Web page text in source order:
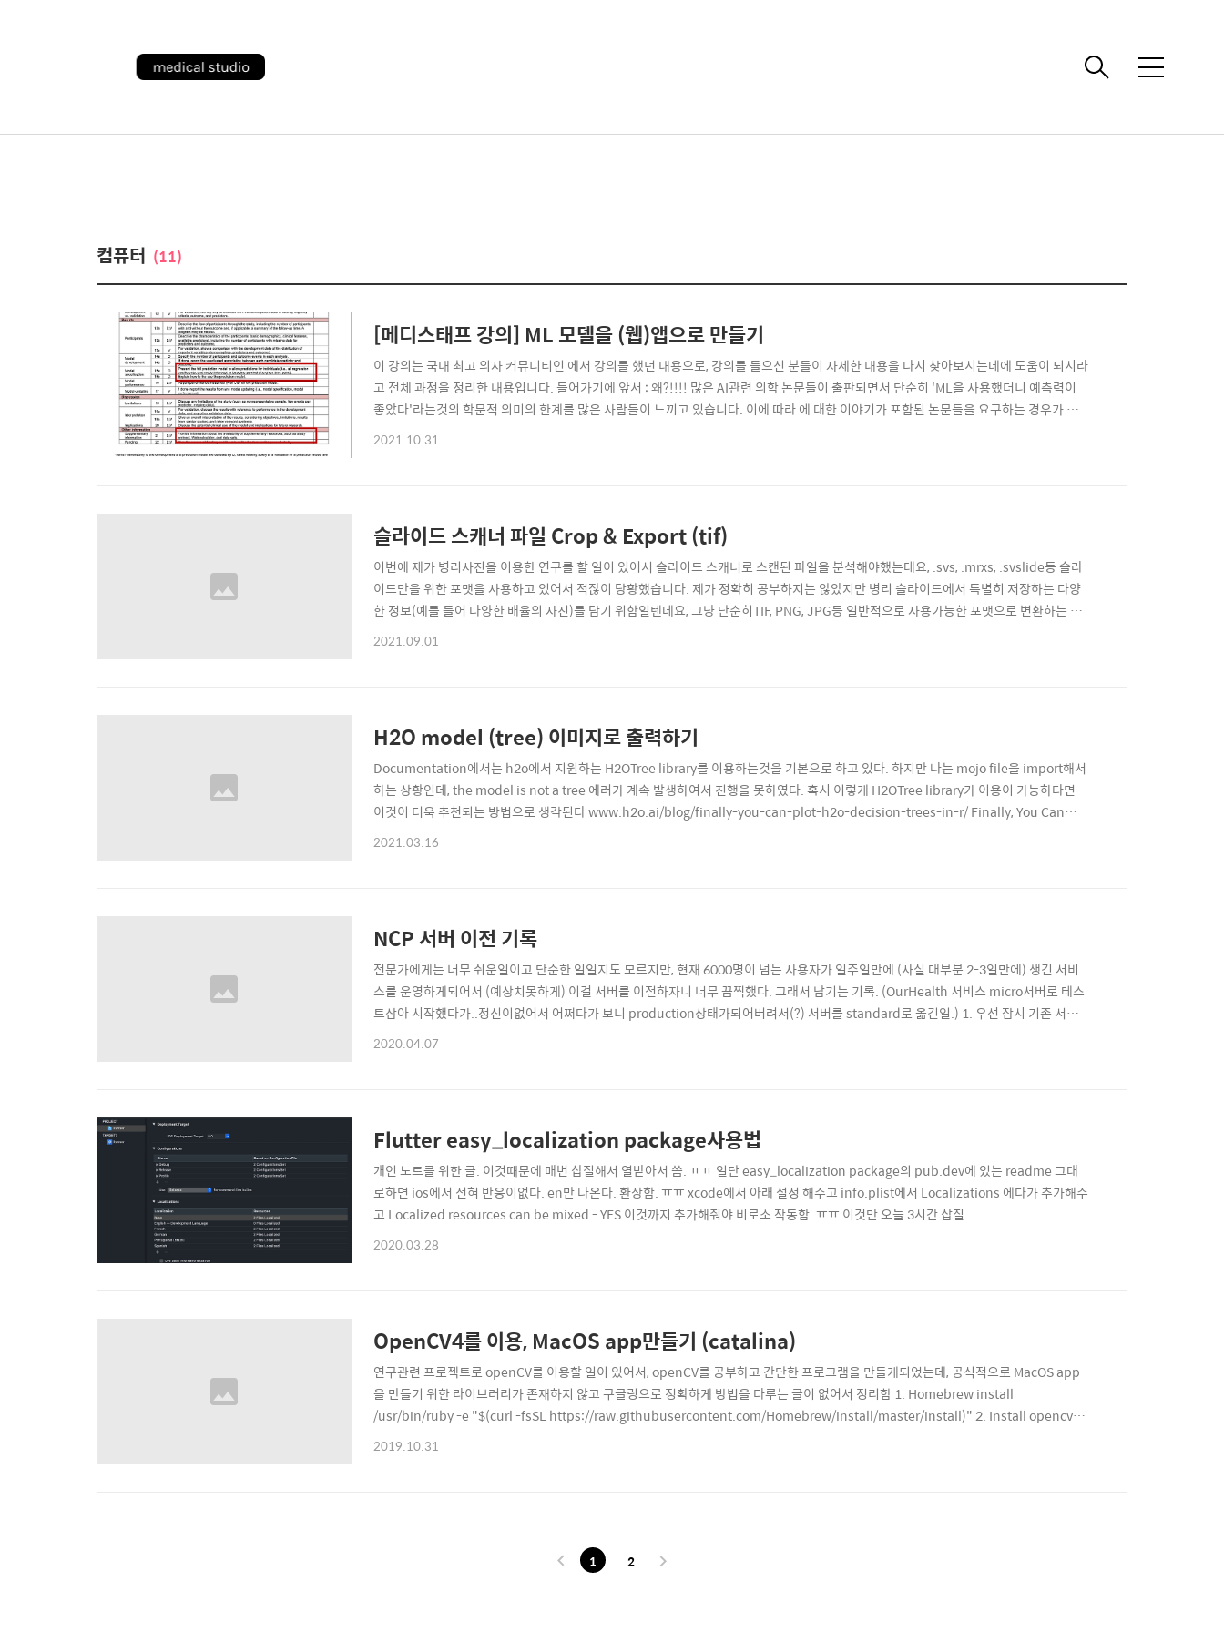
메
컴퓨터 (11)
[메디스태프 강의] ML 모델을 (웹)앱으로 만들기
이 강의는 국내 최고 의사 커뮤니티인 에서 강의를 했던 내용으로, 강의를 들으신 분들이 자세한 내용을 다시 찾아보시는데에 도움이 되시라
고 전체 과정을 정리한 내용입니다. 들어가기에 앞서 : 왜?!!!! 많은 AI관련 의학 논문들이 출판되면서 단순히 'ML을 사용했더니 예측력이
좋았다'라는것의 학문적 의미의 한계를 많은 사람들이 느끼고 있습니다. 이에 따라 에 대한 이야기가 포함된 논문들을 요구하는 경우가 많
습니다. 또는 적어도 reporting guideline에서 이런 ML모델을 사용할 수 있는 방법을 (또는 자세한 weight가 포함된 model의
2021.10.31
슬라이드 스캐너 파일 Crop & Export (tif)
이번에 제가 병리사진을 이용한 연구를 할 일이 있어서 슬라이드 스캐너로 스캔된 파일을 분석해야했는데요, .svs, .mrxs, .svslide등 슬라
이드만을 위한 포맷을 사용하고 있어서 적잖이 당황했습니다. 제가 정확히 공부하지는 않았지만 병리 슬라이드에서 특별히 저장하는 다양
한 정보(예를 들어 다양한 배율의 사진)를 담기 위함일텐데요, 그냥 단순히TIF, PNG, JPG등 일반적으로 사용가능한 포맷으로 변환하는 작
업 자체도 쉽지 않게 느껴졌습니다. 제 경우에는 스캐너 회사에서 윈도우즈에서만 돌아가는 viewer를 제공하는 바람에 맥기반인 제가 매우
2021.09.01
H2O model (tree) 이미지로 출력하기
Documentation에서는 h2o에서 지원하는 H2OTree library를 이용하는것을 기본으로 하고 있다. 하지만 나는 mojo file을 import해서
하는 상황인데, the model is not a tree 에러가 계속 발생하여서 진행을 못하였다. 혹시 이렇게 H2OTree library가 이용이 가능하다면
이것이 더욱 추천되는 방법으로 생각된다 www.h2o.ai/blog/finally-you-can-plot-h2o-decision-trees-in-r/ Finally, You Can
Plot H2O Decision Trees in R | H2O.ai January 15, 2019 | Data Science, Machine Learning, R, Technical, Technical Pos..
2021.03.16
NCP 서버 이전 기록
전문가에게는 너무 쉬운일이고 단순한 일일지도 모르지만, 현재 6000명이 넘는 사용자가 일주일만에 (사실 대부분 2-3일만에) 생긴 서비
스를 운영하게되어서 (예상치못하게) 이걸 서버를 이전하자니 너무 끔찍했다. 그래서 남기는 기록. (OurHealth 서비스 micro서버로 테스
트삼아 시작했다가..정신이없어서 어쩌다가 보니 production상태가되어버려서(?) 서버를 standard로 옮긴일.) 1. 우선 잠시 기존 서버
를 정지시키고 이미지를 생성한다. ----service down---- 2. 이미지가 생성되면 서버를 다시 켠다. ----service up!---- 3. 이 이미지를 기
2020.04.07
Flutter easy_localization package사용법
개인 노트를 위한 글. 이것때문에 매번 삽질해서 열받아서 씀. ㅠㅠ 일단 easy_localization package의 pub.dev에 있는 readme 그대
로하면 ios에서 전혀 반응이없다. en만 나온다. 환장함. ㅠㅠ xcode에서 아래 설정 해주고 info.plist에서 Localizations 에다가 추가해주
고 Localized resources can be mixed - YES 이것까지 추가해줘야 비로소 작동함. ㅠㅠ 이것만 오늘 3시간 삽질.
2020.03.28
OpenCV4를 이용, MacOS app만들기 (catalina)
연구관련 프로젝트로 openCV를 이용할 일이 있어서, openCV를 공부하고 간단한 프로그램을 만들게되었는데, 공식적으로 MacOS app
을 만들기 위한 라이브러리가 존재하지 않고 구글링으로 정확하게 방법을 다루는 글이 없어서 정리함 1. Homebrew install
/usr/bin/ruby -e "$(curl -fsSL https://raw.githubusercontent.com/Homebrew/install/master/install)" 2. Install opencv
(aka opencv@4) brew install opencv 3. XCode 설정 Project -> build settings에서 3.1. Header search path (4.x.x는 알맞은 버
2019.10.31
1 2